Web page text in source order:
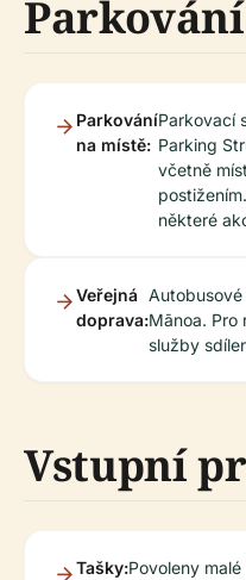
Parkování
na místě:
Parkovací
Parking
včetně
některé
Veřejná
doprava:
Autobusové
Mānoa. Pro
služby
Vstupní
Tašky:Povoleny